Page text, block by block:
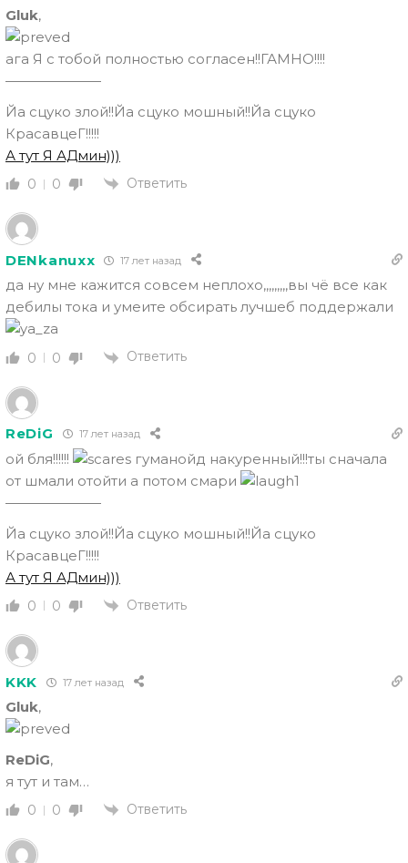
Gluk,
ага Я с тобой полностью согласен!!ГАМНО!!!!
———————
Йа сцуко злой!!Йа сцуко мошный!!Йа сцуко
КрасавцеГ!!!!!
А тут Я АДмин)))
0 0 Ответить
DENkanuxx 17 лет назад
да ну мне кажится совсем неплохо,,,,,,,,,вы чё все как
дебилы тока и умеите обсирать лучшеб поддержали
0 0 Ответить
ReDiG 17 лет назад
ой бля!!!!!!
гуманойд накуренный!!!ты сначала
от шмали отойти а потом смари
———————
Йа сцуко злой!!Йа сцуко мошный!!Йа сцуко
КрасавцеГ!!!!!
А тут Я АДмин)))
0 0 Ответить
KKK 17 лет назад
Gluk,
ReDiG,
я тут и там…
0 0 Ответить